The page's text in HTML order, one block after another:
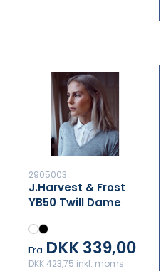
2905003
J.Harvest & Frost
YB50 Twill Dame
Fra DKK 339,00
DKK 423,75 inkl. moms